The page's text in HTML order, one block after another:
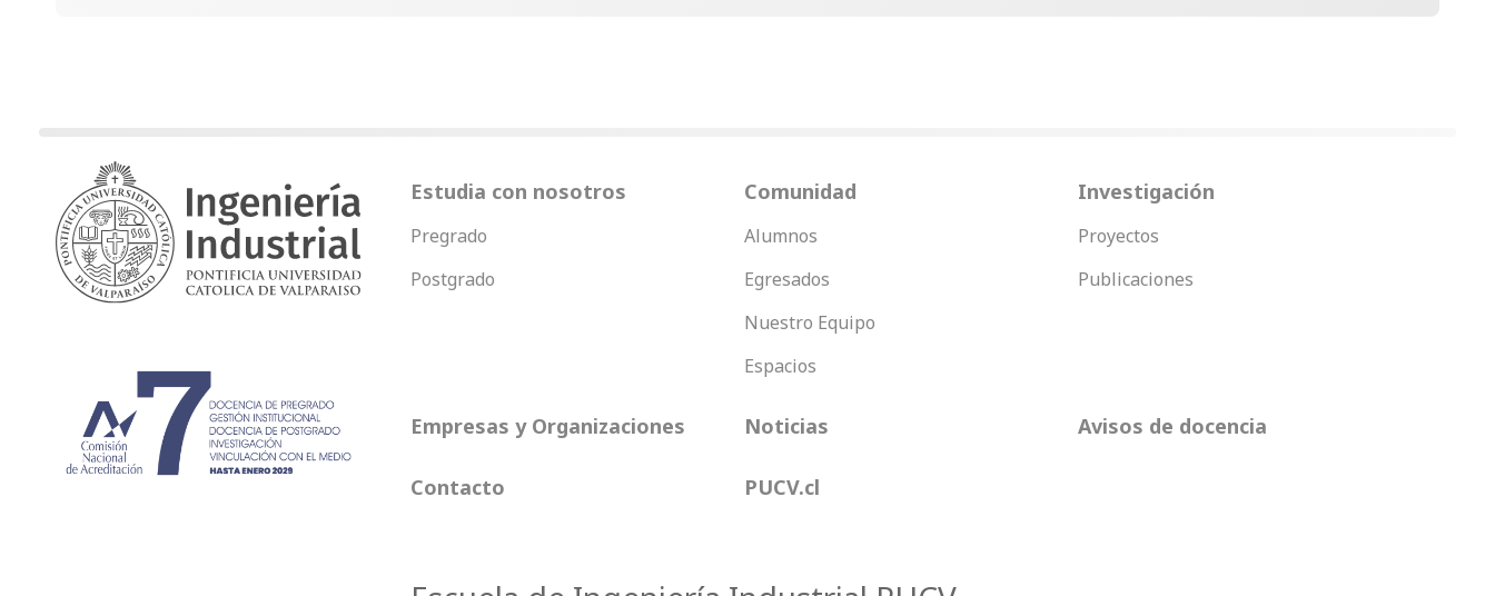
Estudia con nosotros
Pregrado
Postgrado
Comunidad
Alumnos
Egresados
Nuestro Equipo
Espacios
Investigación
Proyectos
Publicaciones
Empresas y Organizaciones Noticias Avisos de docencia
Contacto PUCV.cl